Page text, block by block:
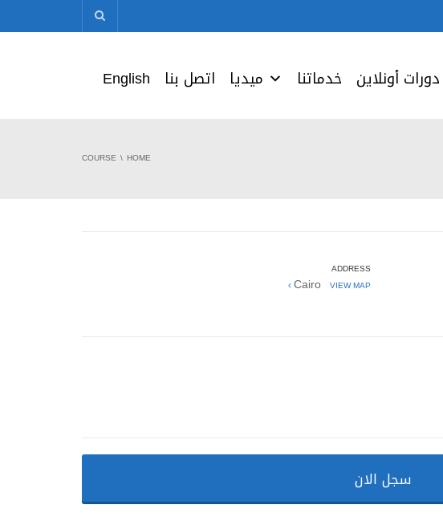
دورات أونلاين خدماتنا ميديا اتصل بنا English
HOME
COURSE
ADDRESS
Cairo VIEW MAP
سجل الان